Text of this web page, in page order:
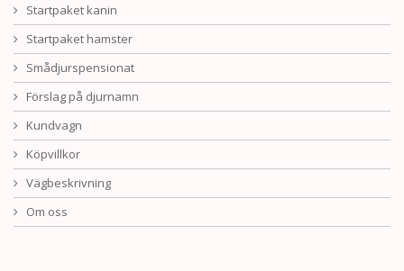
Startpaket kanin
Startpaket hamster
Smådjurspensionat
Förslag på djurnamn
Kundvagn
Köpvillkor
Vägbeskrivning
Om oss